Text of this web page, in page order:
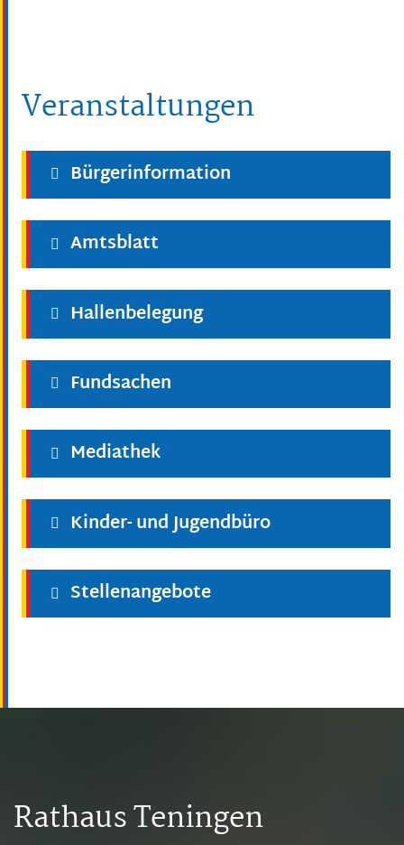
Veranstaltungen
Bürgerinformation
Amtsblatt
Hallenbelegung
Fundsachen
Mediathek
Kinder- und Jugendbüro
Stellenangebote
Rathaus Teningen